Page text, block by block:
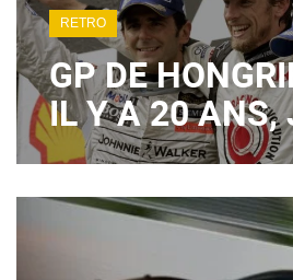
RETRO
GP DE
IL Y A 20 ANS,
BUTTON
1ER SUCCÈS
TOTALEMENT